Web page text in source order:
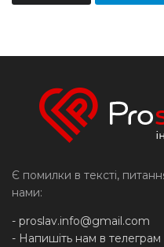
Є помилки в тексті,
нами:
- proslav.info@gmail.com
- Напишіть нам в телеграм